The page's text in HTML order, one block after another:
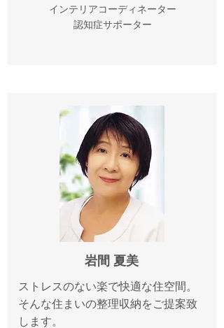
インテリアコーディネーター
​認知症サポーター
岩間 夏美
ストレスのない楽で快適な住空間。
そんな住まいの整理収納をご提案致
します。